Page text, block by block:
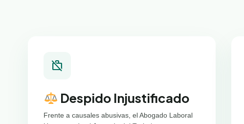
work_off
Despido Injustificado
Frente a causales abusivas, el Abogado Laboral